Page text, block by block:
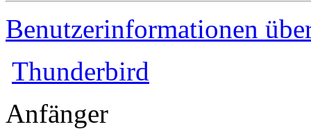
Benutzerinformationen
Thunderbird
Anfänger